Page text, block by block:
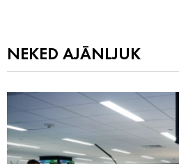
NEKED AJÁNLJUK